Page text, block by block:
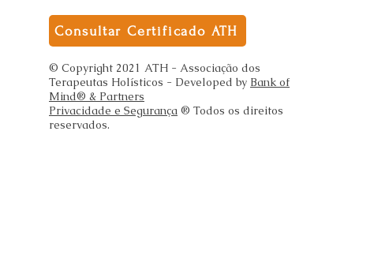
Consultar Certificado ATH
© Copyright 2021 ATH - Associação dos
Terapeutas Holísticos - Developed by Bank of
Mind® & Partners
Privacidade e Segurança ® Todos os direitos
reservados.